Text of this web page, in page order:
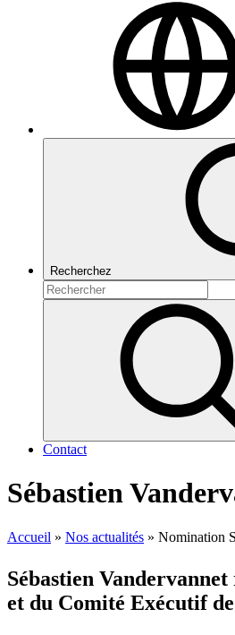
Recherchez
Contact
Sébastien
Accueil » Nos actualités » Nomination
Sébastien
et du Comité Exécutif